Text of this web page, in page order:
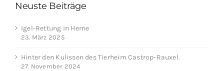
Neuste Beiträge
Igel-Rettung in Herne
23. März 2025
Hinter den Kulissen des Tierheim Castrop-Rauxel.
27. November 2024